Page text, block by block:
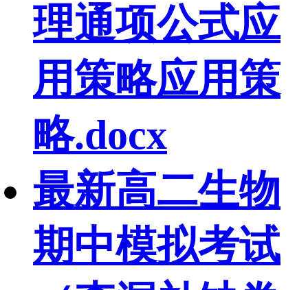
理通项公式应
用策略应用策
略.docx
最新高二生物
期中模拟考试